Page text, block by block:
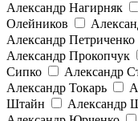
Александр Нагирняк
Олейников
Александр Петриченко
Александр Прокопчук
Сипко
Александр
Александр Токарь
Штайн
Александр